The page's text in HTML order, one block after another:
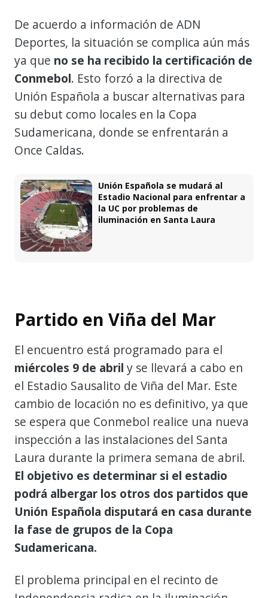
De acuerdo a información de ADN
Deportes, la situación se complica aún más
ya que no se ha recibido la certificación de
Conmebol. Esto forzó a la directiva de
Unión Española a buscar alternativas para
su debut como locales en la Copa
Sudamericana, donde se enfrentarán a
Once Caldas.
Unión Española se mudará al
Estadio Nacional para enfrentar a
la UC por problemas de
iluminación en Santa Laura
Partido en Viña del Mar
El encuentro está programado para el
miércoles 9 de abril y se llevará a cabo en
el Estadio Sausalito de Viña del Mar. Este
cambio de locación no es definitivo, ya que
se espera que Conmebol realice una nueva
inspección a las instalaciones del Santa
Laura durante la primera semana de abril.
El objetivo es determinar si el estadio
podrá albergar los otros dos partidos que
Unión Española disputará en casa durante
la fase de grupos de la Copa
Sudamericana.
El problema principal en el recinto de